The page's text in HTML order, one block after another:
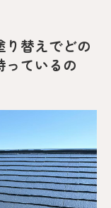
替えでどの
っているの